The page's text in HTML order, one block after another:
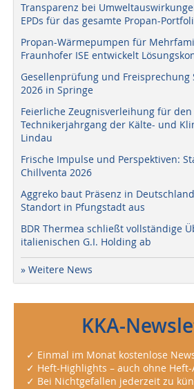
Transparenz bei
EPDs für das gesamte Propan-
Propan-Wärmepumpen für
Fraunhofer ISE entwickelt
Gesellenprüfung und
2026 in Springe
Feierliche Zeugnisverleihung für
Technikerjahrgang der Kälte- und
Lindau
Frische Impulse und Perspektiven:
Chillventa 2026
Aggreko baut Präsenz in
Standort in Pfungstadt aus
BDR Thermea schließt vollständige
italienischen G.I. Holding ab
» Weitere News
KKA-
✓ Einmal im Monat kostenlose
✓ Heft-Highlights – auch ohne Heft-
✓ Bei Nichtgefallen jederzeit zu